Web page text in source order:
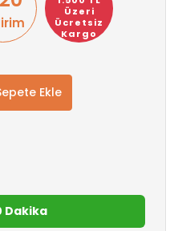
Üzeri
Ücretsiz
Kargo
Ekle
Dakika